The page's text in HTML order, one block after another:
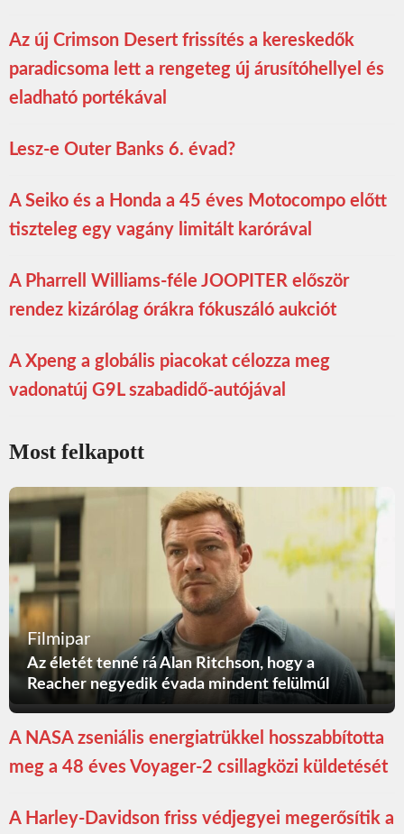
Az új Crimson Desert frissítés a kereskedők
paradicsoma lett a rengeteg új árusítóhellyel és
eladható portékával
Lesz-e Outer Banks 6. évad?
A Seiko és a Honda a 45 éves Motocompo előtt
tiszteleg egy vagány limitált karórával
A Pharrell Williams-féle JOOPITER először
rendez kizárólag órákra fókuszáló aukciót
A Xpeng a globális piacokat célozza meg
vadonatúj G9L szabadidő-autójával
Most felkapott
Filmipar
Az életét tenné rá Alan Ritchson, hogy a
Reacher negyedik évada mindent felülmúl
A NASA zseniális energiatrükkel hosszabbította
meg a 48 éves Voyager-2 csillagközi küldetését
A Harley-Davidson friss védjegyei megerősítik a